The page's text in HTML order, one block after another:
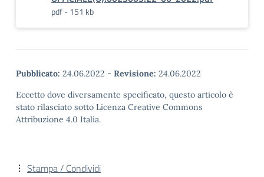
pdf - 151 kb
Pubblicato: 24.06.2022 - Revisione: 24.06.2022
Eccetto dove diversamente specificato, questo articolo è
stato rilasciato sotto Licenza Creative Commons
Attribuzione 4.0 Italia.
Stampa / Condividi